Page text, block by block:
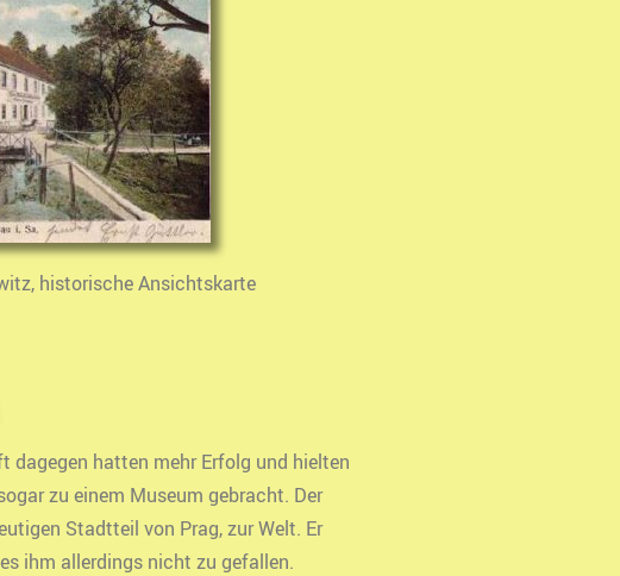
historische Ansichtskarte
dagegen hatten mehr Erfolg und hielten
zu einem Museum gebracht. Der
Stadtteil von Prag, zur Welt. Er
ihm allerdings nicht zu gefallen.